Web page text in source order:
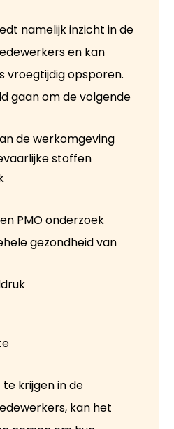
namelijk inzicht in de
en kan
vroegtijdig opsporen.
gaan om de volgende
de werkomgeving
stoffen
PMO onderzoek
gezondheid van
krijgen in de
kan het